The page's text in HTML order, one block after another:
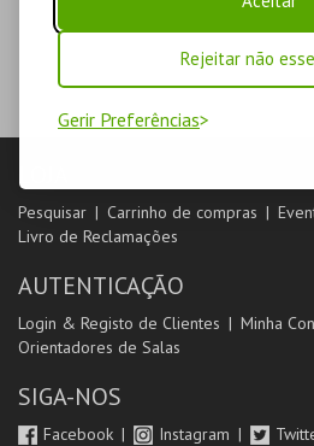
Rejeitar não
Gerir Preferências
Pesquisar Carrinho de compras
Livro de Reclamações
AUTENTICAÇÃO
Login & Registo de Clientes Minha
Orientadores de Salas
SIGA-NOS
Facebook Instagram